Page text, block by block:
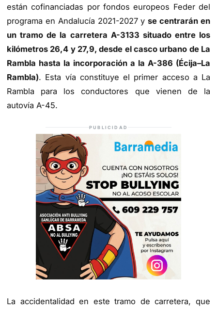
están cofinanciadas por fondos europeos Feder del
programa en Andalucía 2021-2027 yse centrarán en
un tramo de la carretera A-3133 situado entre los
kilómetros 26,4 y 27,9, desde el casco urbano de La
Rambla hasta la incorporación a la A-386 (Écija–La
Rambla). Esta vía constituye el primer acceso a La
Rambla para los conductores que vienen de la
autovía A-45.
PUBLICIDAD
La accidentalidad en este tramo de carretera, que